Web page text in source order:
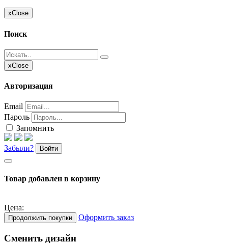
xClose
Поиск
xClose
Авторизация
Email
Пароль
Запомнить
Забыли? Войти
Товар добавлен в корзину
Цена:
Продолжить покупки Оформить заказ
Сменить дизайн